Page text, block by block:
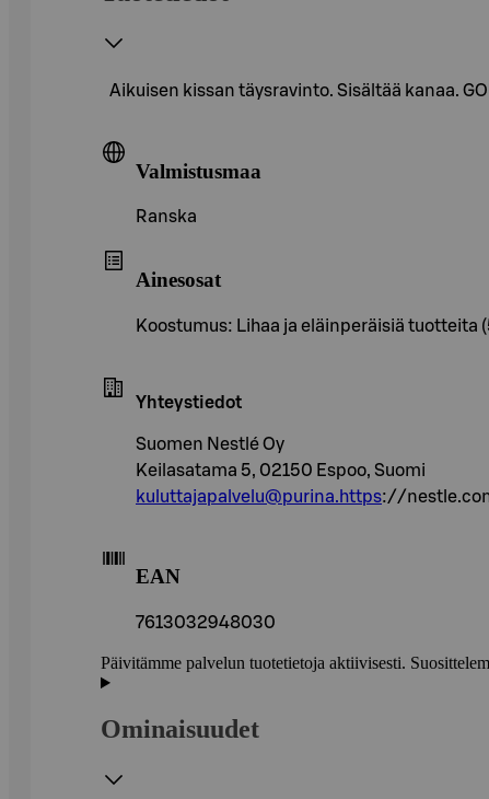
Aikuisen kissan täysravinto. Sisältää kanaa.
Valmistusmaa
Ranska
Ainesosat
Koostumus: Lihaa ja eläinperäisiä tuotteita
Yhteystiedot
Suomen Nestlé Oy
Keilasatama 5, 02150 Espoo, Suomi
kuluttajapalvelu@purina.https://
EAN
7613032948030
Päivitämme palvelun tuotetietoja aktiivisesti.
Ominaisuudet